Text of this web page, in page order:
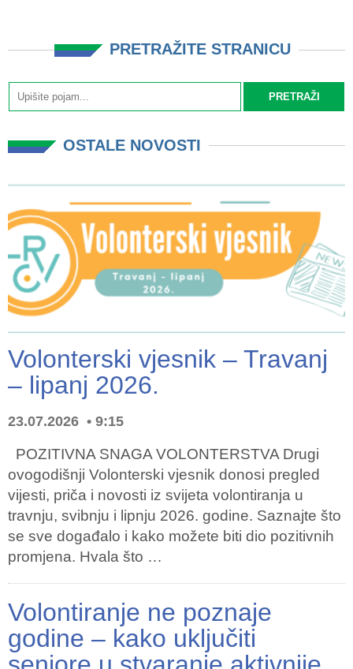
PRETRAŽITE STRANICU
OSTALE NOVOSTI
Volonterski vjesnik – Travanj
– lipanj 2026.
23.07.2026 9:15
POZITIVNA SNAGA VOLONTERSTVA Drugi
ovogodišnji Volonterski vjesnik donosi pregled
vijesti, priča i novosti iz svijeta volontiranja u
travnju, svibnju i lipnju 2026. godine. Saznajte što
se sve događalo i kako možete biti dio pozitivnih
promjena. Hvala što …
Volontiranje ne poznaje
godine – kako uključiti